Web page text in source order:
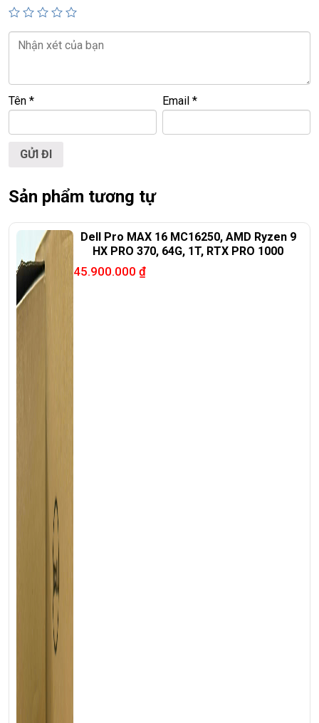
TỐT💻
📞Hotline / Zalo:0939.008.008 – 0938.078.389
🌐Website:
https://laptoptrieuphat.com
Tên * Email*
Sản phẩm tương tự
Dell Pro MAX 16 MC16250, AMD Ryzen 9
HX PRO 370, 64G, 1T, RTX PRO 1000
45.900.000 ₫